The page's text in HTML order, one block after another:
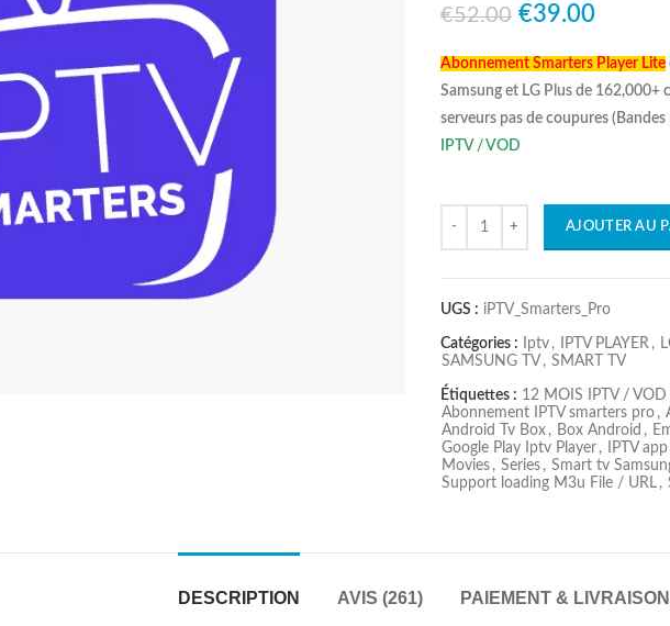
€52.00 Le
initial
était :
€52.00.
€39.00Le
actuel
est :
Abonnement Smarters Player Lite
Samsung et LG Plus de 162,000+
serveurs pas de coupures
IPTV / VOD
AJOUTER AU
UGS : iPTV_Smarters_Pro
Catégories : Iptv , IPTV PLAYER ,
SAMSUNG TV , SMART TV
Étiquettes : 12 MOIS IPTV / VOD
Abonnement IPTV smarters pro ,
Android Tv Box , Box Android ,
Google Play Iptv Player ,
IPTV app
Movies , Series , Smart tv
Support loading M3u File / URL ,
DESCRIPTION AVIS (261) PAIEMENT & LIVRAISON